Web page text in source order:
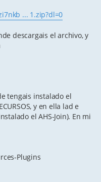
... 1.zip?dl=0
descargais el archivo, y
tengais instalado el
y en ella lad e
el AHS-Join). En mi
Plugins